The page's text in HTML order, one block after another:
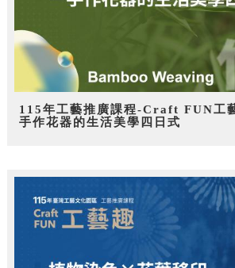
115年工藝推廣課程-Craft FUN工
手作花器的生活美學四日式